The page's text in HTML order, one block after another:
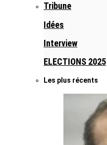
Tribune
Idées
Interview
ELECTIONS 2025
Les plus récents